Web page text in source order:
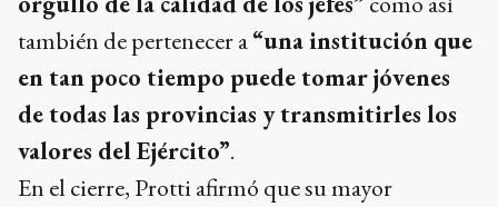
también de pertenecer a“una institución que
en tan poco tiempo puede tomar jóvenes
de todas las provincias y transmitirles los
valores del Ejército”.
En el cierre, Protti afirmó que su mayor